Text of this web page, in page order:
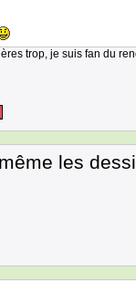
trop, je suis fan du
les